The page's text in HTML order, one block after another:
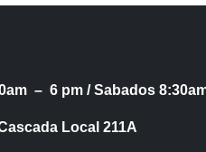
– 6 pm /Sabados
Local 211A